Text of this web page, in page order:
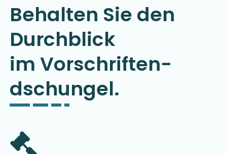
Behalten Sie den
Durchblick
im Vorschriften­
dschungel.